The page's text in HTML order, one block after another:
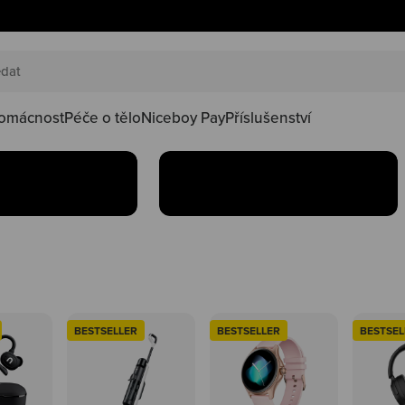
Péče o těloNiceboy PayPříslušenství
happy
ve
Oblíbené produkty teď
Koupit
BESTSELLER BESTSELLER